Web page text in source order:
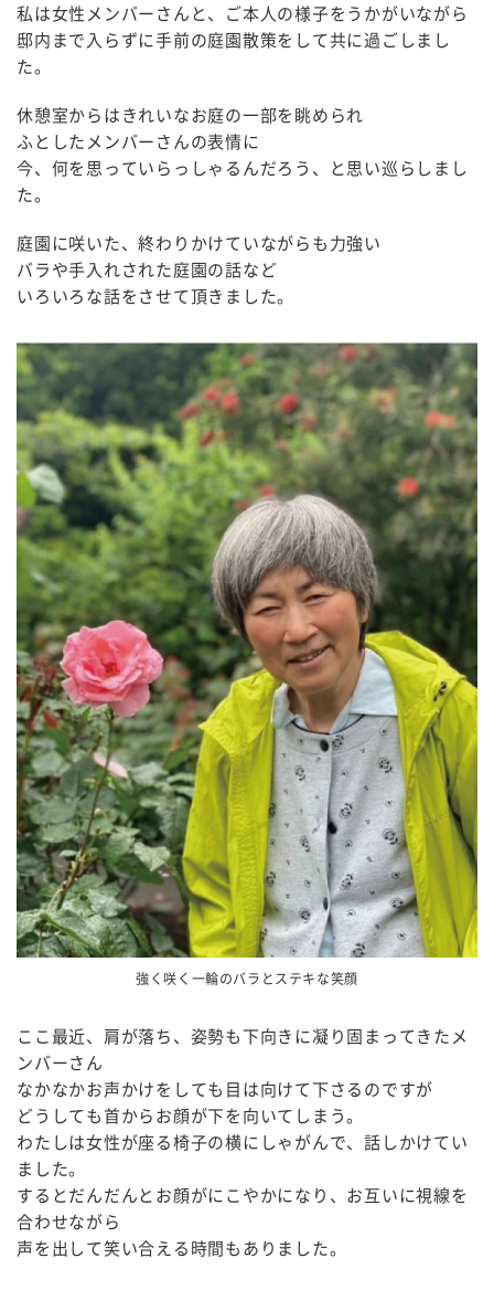
私は女性メンバーさんと、ご本人の様子をうかがいながら
邸内まで入らずに手前の庭園散策をして共に過ごしまし
た。
休憩室からはきれいなお庭の一部を眺められ
ふとしたメンバーさんの表情に
今、何を思っていらっしゃるんだろう、と思い巡らしまし
た。
庭園に咲いた、終わりかけていながらも力強い
バラや手入れされた庭園の話など
いろいろな話をさせて頂きました。
強く咲く一輪のバラとステキな笑顔
ここ最近、肩が落ち、姿勢も下向きに凝り固まってきたメ
ンバーさん
なかなかお声かけをしても目は向けて下さるのですが
どうしても首からお顔が下を向いてしまう。
わたしは女性が座る椅子の横にしゃがんで、話しかけてい
ました。
するとだんだんとお顔がにこやかになり、お互いに視線を
合わせながら
声を出して笑い合える時間もありました。